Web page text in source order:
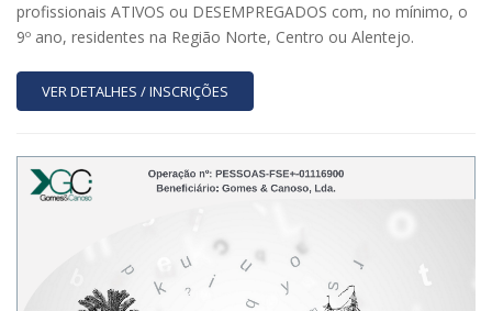
profissionais ATIVOS ou DESEMPREGADOS com, no mínimo, o
9º ano, residentes na Região Norte, Centro ou Alentejo.
VER DETALHES / INSCRIÇÕES